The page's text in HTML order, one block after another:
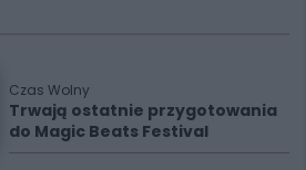
Czas Wolny
Trwają ostatnie przygotowania
do Magic Beats Festival